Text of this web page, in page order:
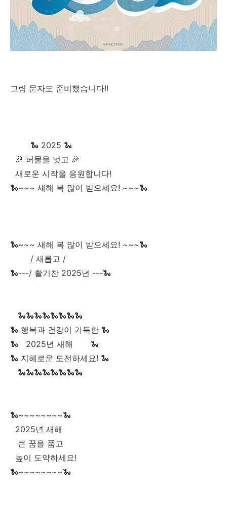
그림 문자도 준비했습니다!!
🐍 2025 🐍
🎉 허물을 벗고 🎉
새로운 시작을 응원합니다!
🐍~~~ 새해 복 많이 받으세요! ~~~🐍
🐍~~~ 새해 복 많이 받으세요! ~~~🐍
/ 새롭고 /
🐍---/ 활기찬 2025년 ---🐍
🐍🐍🐍🐍🐍🐍🐍🐍
🐍 행복과 건강이 가득한 🐍
🐍 2025년 새해 🐍
🐍 지혜로운 도전하세요! 🐍
🐍🐍🐍🐍🐍🐍🐍🐍
🐍~~~~~~~~🐍
2025년 새해
큰 꿈을 품고
높이 도약하세요!
🐍~~~~~~~~🐍